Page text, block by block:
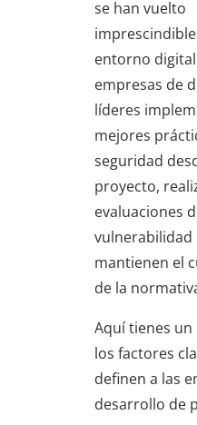
se han vuelto
entorno digital
empresas de
líderes
mejores
seguridad
proyecto,
evaluaciones
vulnerabilidad
mantienen el
de la
Aquí tienes
los factores
definen a las
desarrollo de